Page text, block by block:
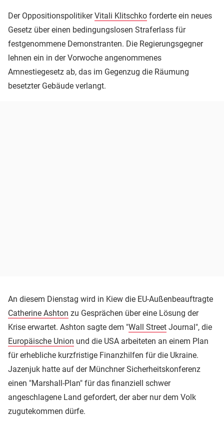
Der OppositionspolitikerVitali Klitschko forderte ein neues
Gesetz über einen bedingungslosen Straferlass für
festgenommene Demonstranten. Die Regierungsgegner
lehnen ein in der Vorwoche angenommenes
Amnestiegesetz ab, das im Gegenzug die Räumung
besetzter Gebäude verlangt.
An diesem Dienstag wird in Kiew die EU-Außenbeauftragte
Catherine Ashton zu Gesprächen über eine Lösung der
Krise erwartet. Ashton sagte dem "Wall Street Journal", die
Europäische Union und die USA arbeiteten an einem Plan
für erhebliche kurzfristige Finanzhilfen für die Ukraine.
Jazenjuk hatte auf der Münchner Sicherheitskonferenz
einen "Marshall-Plan" für das finanziell schwer
angeschlagene Land gefordert, der aber nur dem Volk
zugutekommen dürfe.